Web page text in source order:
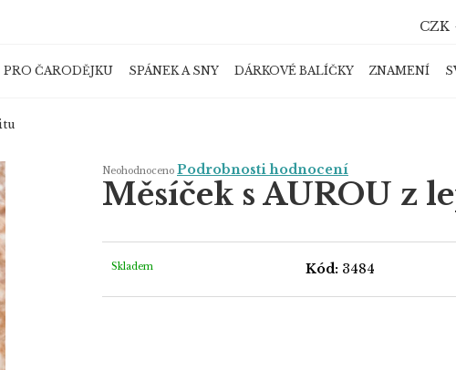
PRO ČARODĚJKU SPÁNEK A SNY DÁRKOVÉ BALÍČKY ZNAMENÍ
CZK
Průměrné
hodnocení
produktu
je
Neohodnoceno Podrobnosti hodnocení
Měsíček s AUROU z
Skladem Kód: 3484
najít?
HLEDAT